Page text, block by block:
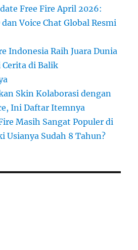
Free Fire April 2026:
Voice Chat Global Resmi
Indonesia Raih Juara Dunia
Cerita di Balik
Skin Kolaborasi dengan
Ini Daftar Itemnya
Masih Sangat Populer di
Usianya Sudah 8 Tahun?